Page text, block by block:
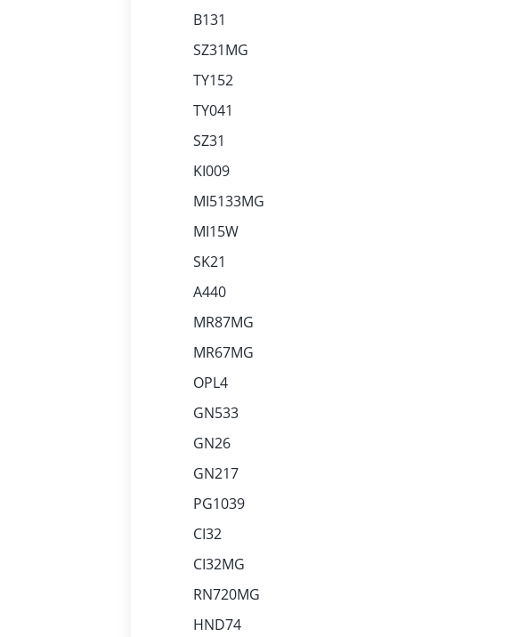
B131
SZ31MG
TY152
TY041
SZ31
KI009
MI5133MG
MI15W
SK21
A440
MR87MG
MR67MG
OPL4
GN533
GN26
GN217
PG1039
CI32
CI32MG
RN720MG
HND74